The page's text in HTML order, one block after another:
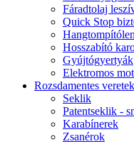
Fáradtolaj
Quick Stop
Hosszabító
Gyújtógyertyák
Elektromos
Rozsdamentes
Seklik
Patentseklik -
Karabínerek
Zsanérok